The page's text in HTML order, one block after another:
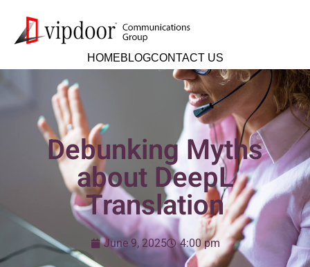
HOMEBLOGCONTACT US
Debunking Myths
about DeepL
Translation
June 9, 2025 4:00 pm